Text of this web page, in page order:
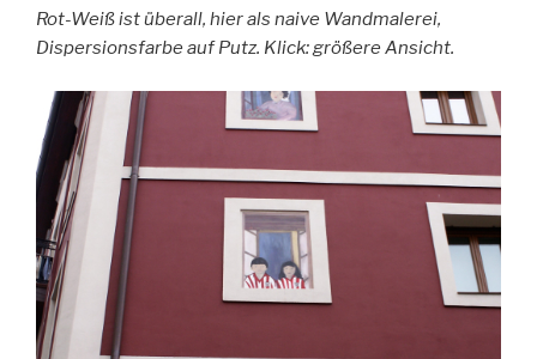
Rot-Weiß ist überall, hier als naive Wandmalerei,
Dispersionsfarbe auf Putz. Klick: größere Ansicht.